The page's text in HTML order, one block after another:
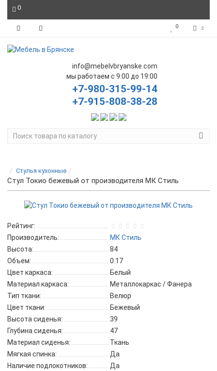
0
0
info@mebelvbryanske.com
мы работаем с 9:00 до 19:00
+7-980-315-99-14
+7-915-808-38-28
Стулья кухонные
Стул Токио бежевый от производителя МК Стиль
Рейтинг:
Производитель:
МК Стиль
Высота:
84
Объем:
0.17
Цвет каркаса:
Белый
Материал каркаса:
Металлокаркас / Фанера
Тип ткани:
Велюр
Цвет ткани:
Бежевый
Высота сиденья:
39
Глубина сиденья:
47
Материал сиденья:
Ткань
Мягкая спинка:
Да
Наличие подлокотников:
Да